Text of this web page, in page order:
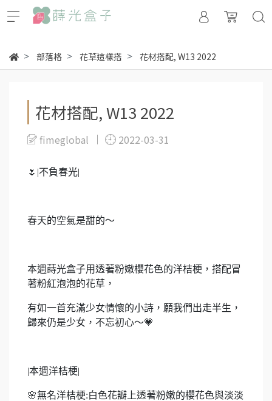
部落格 花草這樣搭 花材搭配, W13 2022
花材搭配, W13 2022
fimeglobal 2022-03-31
🌷 |不負春光|
春天的空氣是甜的～
本週蒔光盒子用透著粉嫩櫻花色的洋桔梗，搭配冒
著粉紅泡泡的花草，
有如一首充滿少女情懷的小詩，願我們出走半生，
歸來仍是少女，不忘初心～💗
|本週洋桔梗|
🌸無名洋桔梗:白色花瓣上透著粉嫩的櫻花色與淡淡